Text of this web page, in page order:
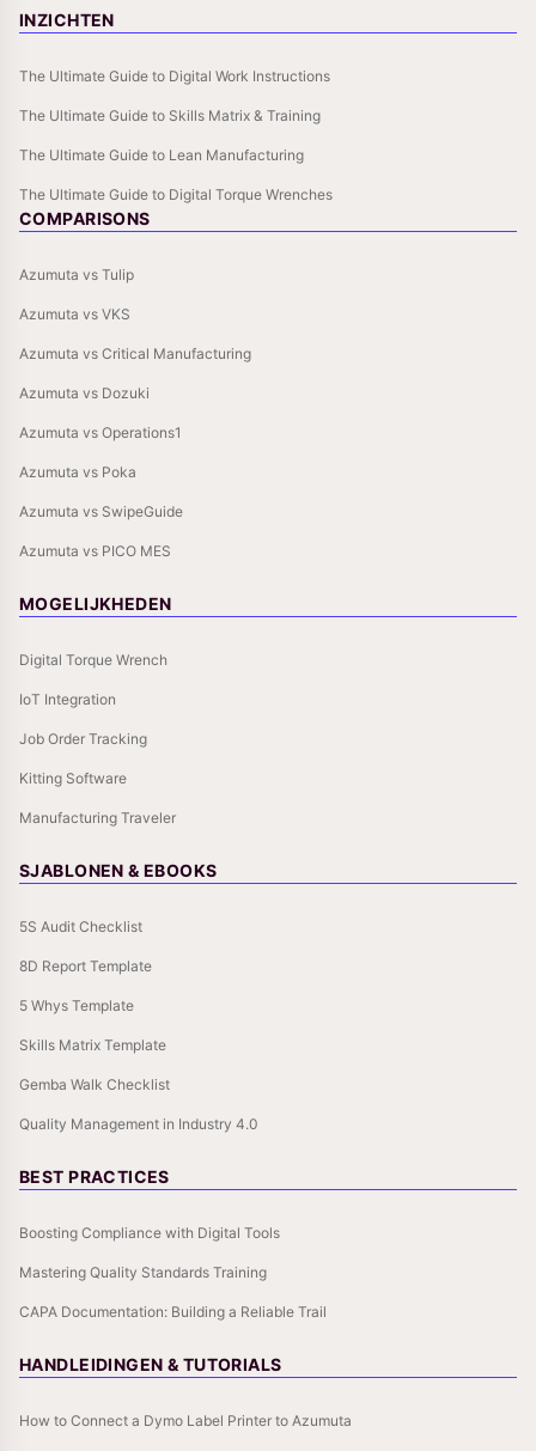
INZICHTEN
The Ultimate Guide to Digital Work Instructions
The Ultimate Guide to Skills Matrix & Training
The Ultimate Guide to Lean Manufacturing
The Ultimate Guide to Digital Torque Wrenches
COMPARISONS
Azumuta vs Tulip
Azumuta vs VKS
Azumuta vs Critical Manufacturing
Azumuta vs Dozuki
Azumuta vs Operations1
Azumuta vs Poka
Azumuta vs SwipeGuide
Azumuta vs PICO MES
MOGELIJKHEDEN
Digital Torque Wrench
IoT Integration
Job Order Tracking
Kitting Software
Manufacturing Traveler
SJABLONEN & EBOOKS
5S Audit Checklist
8D Report Template
5 Whys Template
Skills Matrix Template
Gemba Walk Checklist
Quality Management in Industry 4.0
BEST PRACTICES
Boosting Compliance with Digital Tools
Mastering Quality Standards Training
CAPA Documentation: Building a Reliable Trail
HANDLEIDINGEN & TUTORIALS
How to Connect a Dymo Label Printer to Azumuta